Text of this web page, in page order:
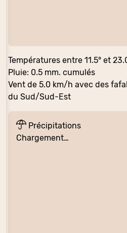
Températures entre 11.5° et
Pluie: 0.5 mm. cumulés
Vent de 5.0 km/h avec des
du Sud/Sud-Est
Précipitations
Chargement…